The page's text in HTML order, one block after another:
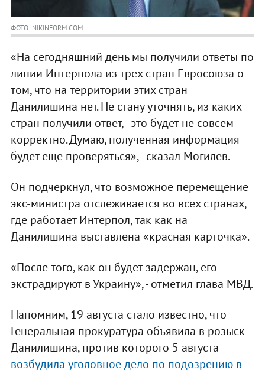
ФОТО: NIKINFORM.COM
«На сегодняшний день мы получили ответы по
линии Интерпола из трех стран Евросоюза о
том, что на территории этих стран
Данилишина нет. Не стану уточнять, из каких
стран получили ответ, - это будет не совсем
корректно. Думаю, полученная информация
будет еще проверяться», - сказал Могилев.
Он подчеркнул, что возможное перемещение
экс-министра отслеживается во всех странах,
где работает Интерпол, так как на
Данилишина выставлена «красная карточка».
«После того, как он будет задержан, его
экстрадируют в Украину», - отметил глава МВД.
Напомним, 19 августа стало известно, что
Генеральная прокуратура объявила в розыск
Данилишина, против которого 5 августа
возбудила уголовное дело по подозрению в